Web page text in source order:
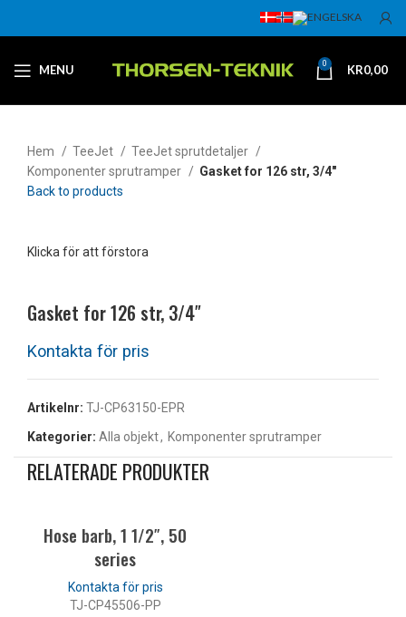
MENU 0 KR0,00
Hem TeeJet
TeeJet sprutdetaljer
Komponenter sprutramper
Gasket for 126 str, 3/4″
Back to products
Klicka för att förstora
Gasket for 126 str, 3/4″
Artikelnr: TJ-CP63150-EPR
Kategorier: Alla objekt, Komponenter sprutramper
RELATERADE PRODUKTER
Hose barb, 1 1/2″, 50
series
TJ-CP45506-PP